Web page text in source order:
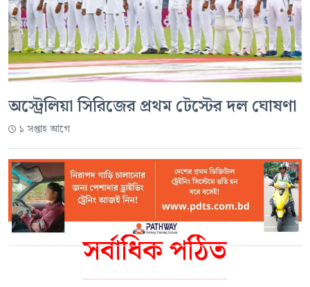
সর্বাধিক পঠিত
অস্ট্রেলিয়া সিরিজের প্রথম টেস্টের দল ঘোষণা
১ সপ্তাহ আগে